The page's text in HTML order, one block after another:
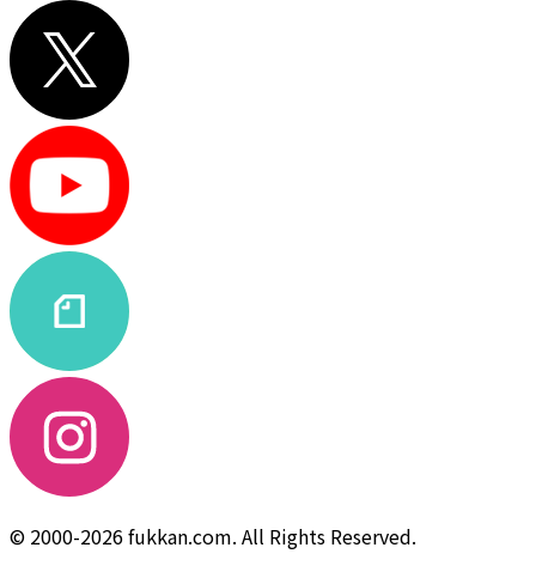
© 2000-2026 fukkan.com. All Rights Reserved.